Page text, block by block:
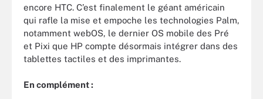
encore HTC. C’est finalement le géant américain
qui rafle la mise et empoche les technologies Palm,
notamment webOS, le dernier OS mobile des Pré
et Pixi que HP compte désormais intégrer dans des
tablettes tactiles et des imprimantes.
En complément :